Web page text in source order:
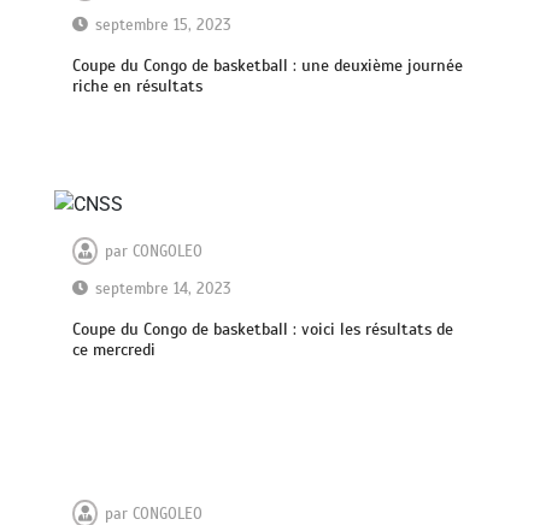
septembre 15, 2023
Coupe du Congo de basketball : une deuxième journée
riche en résultats
parCONGOLEO
septembre 14, 2023
Coupe du Congo de basketball : voici les résultats de
ce mercredi
parCONGOLEO